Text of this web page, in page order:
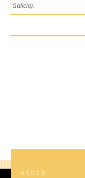
Galicia).
REDES